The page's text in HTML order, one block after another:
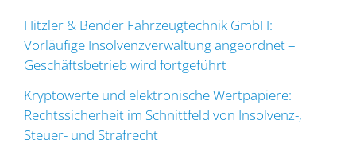
Hitzler & Bender Fahrzeugtechnik GmbH:
Vorläufige Insolvenzverwaltung angeordnet –
Geschäftsbetrieb wird fortgeführt
Kryptowerte und elektronische Wertpapiere:
Rechtssicherheit im Schnittfeld von Insolvenz-,
Steuer- und Strafrecht